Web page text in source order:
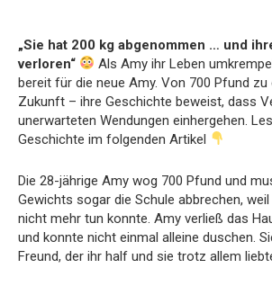
„Sie hat 200 kg abgenommen … und
verloren“
Als Amy ihr Leben
bereit für die neue Amy. Von 700 Pfund zu
Zukunft – ihre Geschichte beweist, dass
unerwarteten Wendungen einhergehen.
Geschichte im folgenden Artikel
Die 28-jährige Amy wog 700 Pfund und
Gewichts sogar die Schule abbrechen,
nicht mehr tun konnte. Amy verließ das
und konnte nicht einmal alleine duschen.
Freund, der ihr half und sie trotz allem